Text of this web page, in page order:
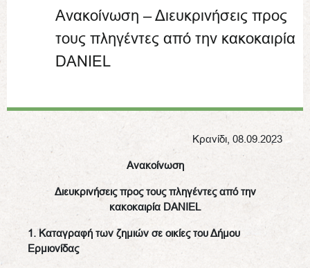
Ανακοίνωση – Διευκρινήσεις προς
τους πληγέντες από την κακοκαιρία
DANIEL
Κρανίδι, 08.09.2023
Ανακοίνωση
Διευκρινήσεις προς τους πληγέντες από την
κακοκαιρία DANIEL
1. Καταγραφή των ζημιών σε οικίες του Δήμου
Ερμιονίδας